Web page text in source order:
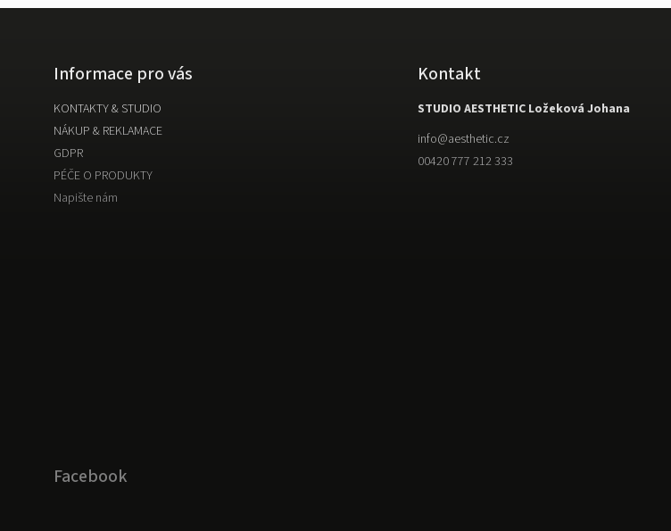
Informace pro vás
KONTAKTY & STUDIO
NÁKUP & REKLAMACE
GDPR
PÉČE O PRODUKTY
Napište nám
Kontakt
STUDIO AESTHETIC Ložeková Johana
info@aesthetic.cz
00420 777 212 333
Facebook